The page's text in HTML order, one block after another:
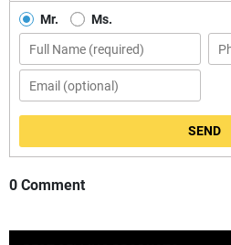
Mr. Ms.
SEND
0 Comment